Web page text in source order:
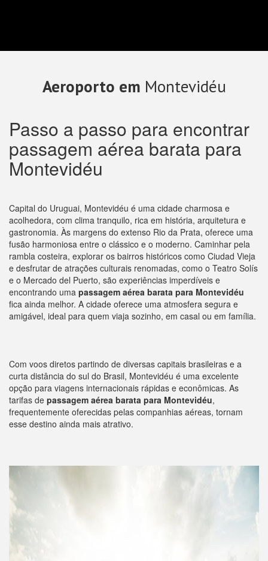
Aeroporto em Montevidéu
Passo a passo para encontrar
passagem aérea barata para
Montevidéu
Capital do Uruguai, Montevidéu é uma cidade charmosa e
acolhedora, com clima tranquilo, rica em história, arquitetura e
gastronomia. Às margens do extenso Rio da Prata, oferece uma
fusão harmoniosa entre o clássico e o moderno. Caminhar pela
rambla costeira, explorar os bairros históricos como Ciudad Vieja
e desfrutar de atrações culturais renomadas, como o Teatro Solís
e o Mercado del Puerto, são experiências imperdíveis e
encontrando uma passagem aérea barata para Montevidéu
fica ainda melhor. A cidade oferece uma atmosfera segura e
amigável, ideal para quem viaja sozinho, em casal ou em família.
Com voos diretos partindo de diversas capitais brasileiras e a
curta distância do sul do Brasil, Montevidéu é uma excelente
opção para viagens internacionais rápidas e econômicas. As
tarifas de passagem aérea barata para Montevidéu,
frequentemente oferecidas pelas companhias aéreas, tornam
esse destino ainda mais atrativo.